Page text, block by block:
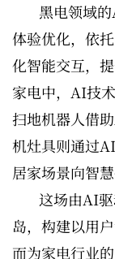
黑电领域
体验优化，依
化智能交互，
家电中，AI技
扫地机器人借
机灶具则通过
居家场景向智
这场由AI
岛，构建以用
而为家电行业